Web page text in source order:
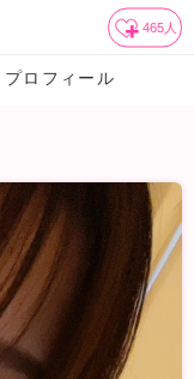
465 人
プロフィール